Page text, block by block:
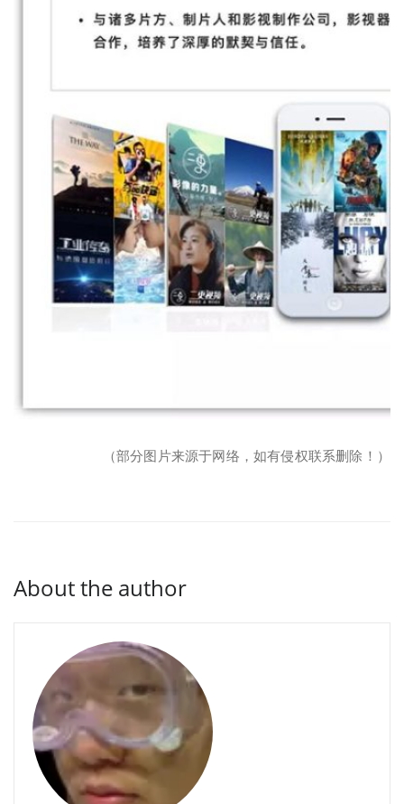
（部分图片来源于网络，如有侵权联系删除！）
About the author